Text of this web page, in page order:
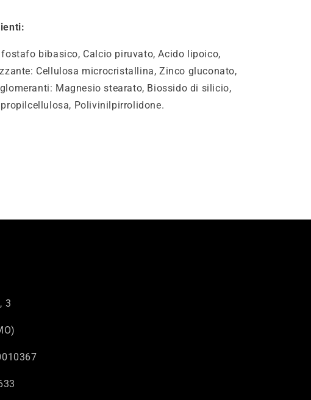
bibasico, Calcio piruvato, Acido lipoico,
Cellulosa microcristallina, Zinco gluconato,
Magnesio stearato, Biossido di silicio,
Polivinilpirrolidone.
3